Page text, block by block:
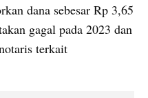
dana sebesar Rp 3,65
gagal pada 2023 dan
terkait